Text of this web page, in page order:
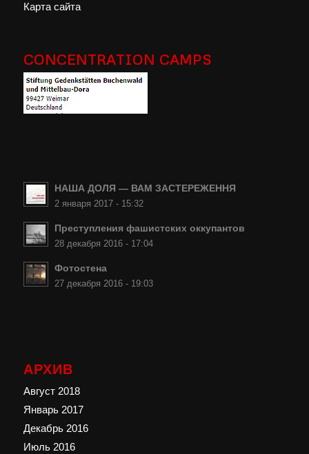
Карта сайта
CONCENTRATION CAMPS
НАША ДОЛЯ — ВАМ ЗАСТЕРЕЖЕННЯ
2 января 2017 - 15:32
Преступления фашистских оккупантов
28 декабря 2016 - 17:04
Фотостена
27 декабря 2016 - 19:03
АРХИВ
Август 2018
Январь 2017
Декабрь 2016
Июль 2016